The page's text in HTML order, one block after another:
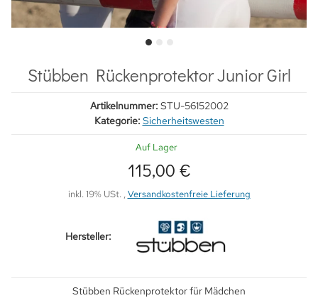
Stübben Rückenprotektor Junior Girl
Artikelnummer: STU-56152002
Kategorie: Sicherheitswesten
Auf Lager
115,00 €
inkl. 19% USt. ,Versandkostenfreie Lieferung
Hersteller:
Stübben Rückenprotektor für Mädchen